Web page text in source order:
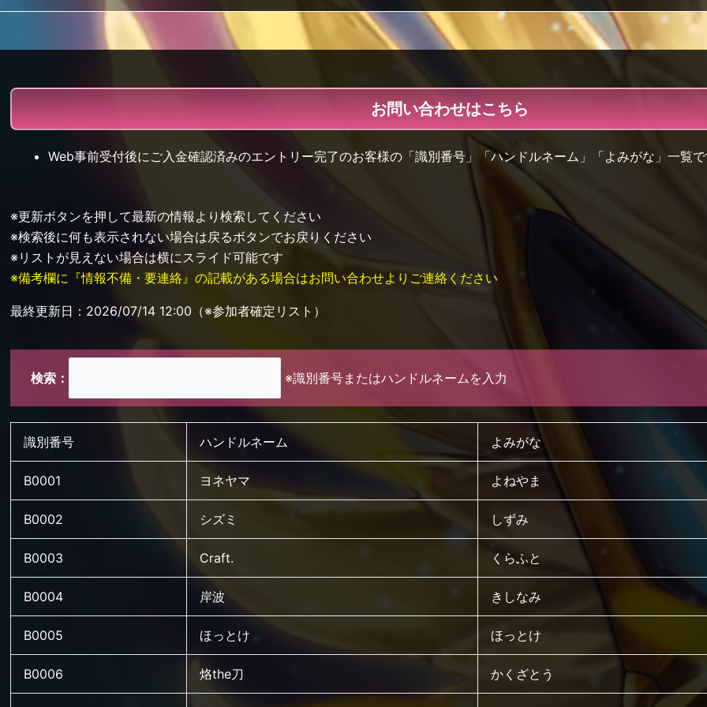
お問い合わせはこちら
Web事前受付後にご入金確認済みのエントリー完了のお客様の「識別番号」「ハンドルネーム」「よみがな」一覧
※更新ボタンを押して最新の情報より検索してください
※検索後に何も表示されない場合は戻るボタンでお戻りください
※リストが見えない場合は横にスライド可能です
※備考欄に『情報不備・要連絡』の記載がある場合はお問い合わせよりご連絡ください
最終更新日：2026/07/14 12:00（※参加者確定リスト）
検索： ※識別番号またはハンドルネームを入力
識別番号 ハンドルネーム よみがな
B0001 ヨネヤマ よねやま
B0002 シズミ しずみ
B0003 Craft. くらふと
B0004 岸波 きしなみ
B0005 ほっとけ ほっとけ
B0006 烙the刀 かくざとう